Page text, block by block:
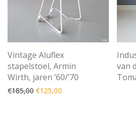
Vintage Aluflex
stapelstoel, Armin
Wirth, jaren ’60/’70
€185,00 Oorspronkelijke prijs was:
€125,00
van